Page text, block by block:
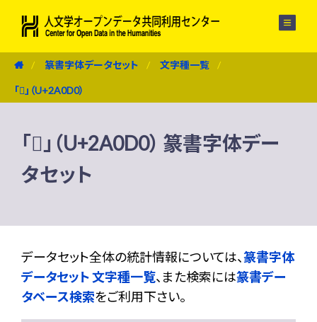
篆書字体データセット 文字種一覧
「𪃐」（U+2A0D0）
「𪃐」（U+2A0D0） 篆書字体デー
タセット
データセット全体の統計情報については、篆書字体
データセット 文字種一覧、また検索には篆書デー
タベース検索をご利用下さい。